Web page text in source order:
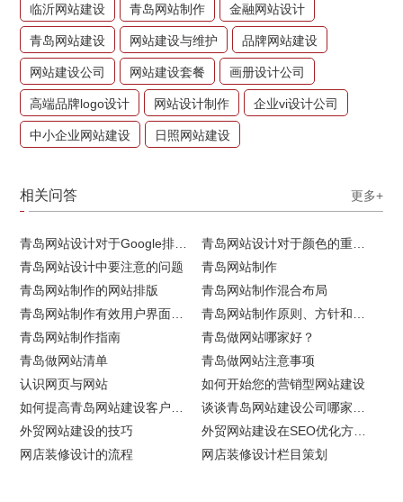
临沂网站建设 青岛网站制作 金融网站设计
青岛网站建设 网站建设与维护 品牌网站建设
网站建设公司 网站建设套餐 画册设计公司
高端品牌logo设计 网站设计制作 企业vi设计公司
中小企业网站建设 日照网站建设
相关问答 更多+
青岛网站设计中要注意的问题
青岛网站制作
青岛网站制作的网站排版
青岛网站制作混合布局
青岛网站制作指南
青岛做网站哪家好？
青岛做网站清单
青岛做网站注意事项
认识网页与网站
如何开始您的营销型网站建设
外贸网站建设的技巧
网店装修设计的流程
网店装修设计栏目策划